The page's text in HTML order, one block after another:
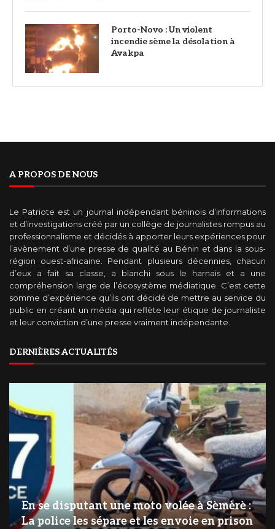
Porto-Novo : Un violent
incendie sème la désolation à
Avakpa
A PROPOS DE NOUS
Le Patriote est un journal indépendant béninois d’informations
et d’investigations créé par un collège de journalistes rompus au
professionnalisme et décidés à apporter leurs expériences pour
l’avènement d’une presse de qualité au Bénin et dans la sous-
région ouest-africaine. Pendant plusieurs décennies, chacun
d’eux a fait sa classe, a blanchi sous le harnais et a une
compréhension large de l’écosystème médiatique. C’est cette
somme d’expérience qu’ils ont décidé de mettre au service du
public en créant un média qui reflète leur étique de journaliste
et leur conviction d’une presse vraiment indépendante.
DERNIÈRES ACTUALITÉS
En se disputant une moto volée à Sèmèrè :
La police les sépare et les envoie en prison